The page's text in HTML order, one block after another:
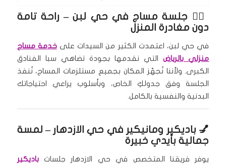
🧖‍♀️ جلسة مساج في حي لبن– راحة تامة
دون مغادرة المنزل
في حي لبن، اعتمدت الكثير من السيدات علىخدمة مساج
منزلي بالرياضالتي نقدمها بجودة تضاهي سبا الفنادق
الكبرى. ولأننا نُجهّز المكان بجميع مستلزمات المساج، نُنفذ
الجلسة وفق جدولكِ الخاص، وبأسلوب يراعي احتياجاتك
البدنية والنفسية بالكامل.
💅 باديكير ومانيكير في حي الازدهار – لمسة
جمالية بأيدي خبيرة
يوفر فريقنا المتخصص في حي الازدهار جلساتباديكير